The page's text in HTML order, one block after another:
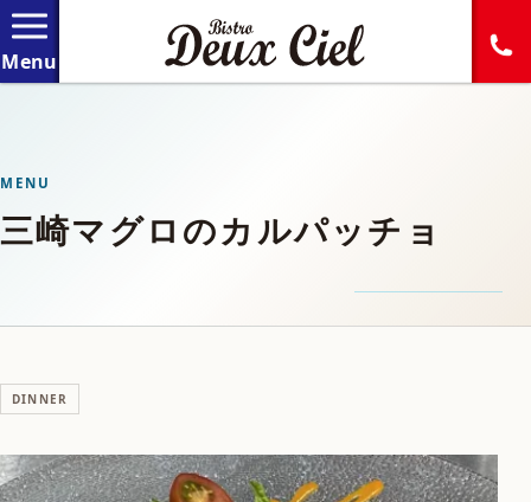
MENU
三崎マグロのカルパッチョ
DINNER